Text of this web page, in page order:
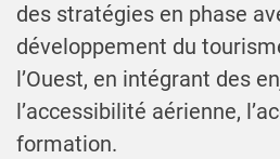
des stratégies en phase
développement du
l’Ouest, en intégrant des
l’accessibilité aérienne,
formation.